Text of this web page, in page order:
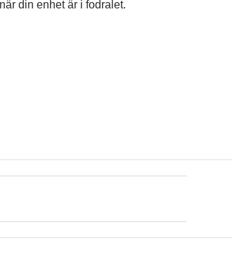
din enhet är i fodralet.